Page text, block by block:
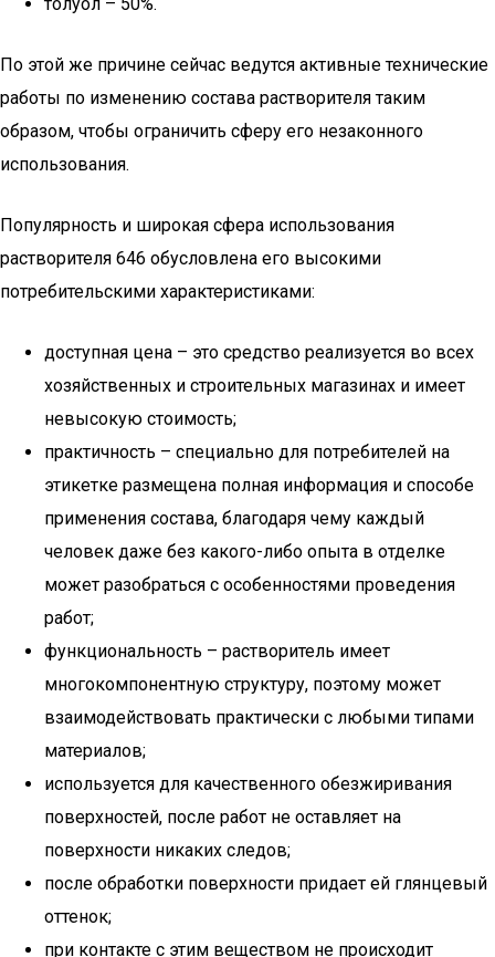
По этой же причине сейчас ведутся активные технические
работы по изменению состава растворителя таким
образом, чтобы ограничить сферу его незаконного
использования.
Популярность и широкая сфера использования
растворителя 646 обусловлена его высокими
потребительскими характеристиками:
доступная цена – это средство реализуется во всех
хозяйственных и строительных магазинах и имеет
невысокую стоимость;
практичность – специально для потребителей на
этикетке размещена полная информация и способе
применения состава, благодаря чему каждый
человек даже без какого-либо опыта в отделке
может разобраться с особенностями проведения
работ;
функциональность – растворитель имеет
многокомпонентную структуру, поэтому может
взаимодействовать практически с любыми типами
материалов;
используется для качественного обезжиривания
поверхностей, после работ не оставляет на
поверхности никаких следов;
после обработки поверхности придает ей глянцевый
оттенок;
при контакте с этим веществом не происходит